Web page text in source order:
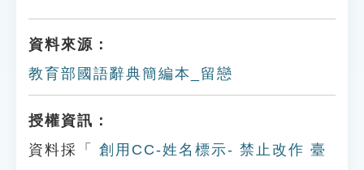
資料來源：
教育部國語辭典簡編本_留戀
授權資訊：
資料採「
創用CC-姓名標示- 禁止改作 臺